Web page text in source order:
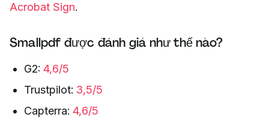
Acrobat Sign.
Smallpdf được đánh giá như thế nào?
G2: 4,6/5
Trustpilot: 3,5/5
Capterra: 4,6/5